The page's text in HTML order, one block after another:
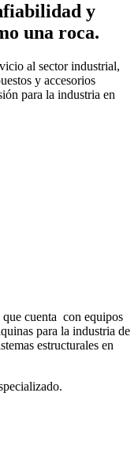
y
una roca.
al sector industrial,
y accesorios
para la industria en
cuenta con equipos
para la industria de
estructurales en